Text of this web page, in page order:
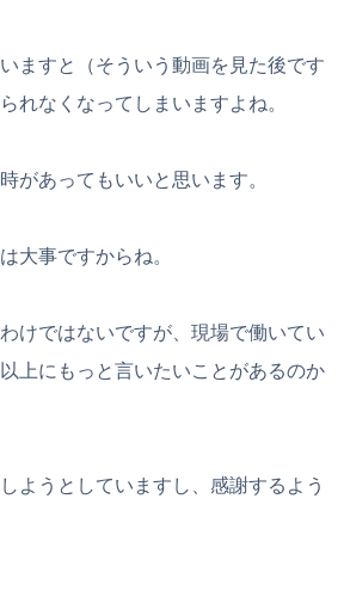
ますと（そういう動画を見た後です
れなくなってしまいますよね。
があってもいいと思います。
大事ですからね。
けではないですが、現場で働いてい
上にもっと言いたいことがあるのか
ようとしていますし、感謝するよう